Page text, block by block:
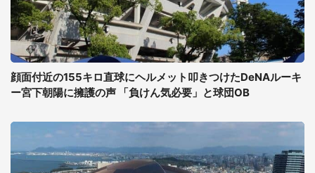
顔面付近の155キロ直球にヘルメット叩きつけたDeNAルーキ
ー宮下朝陽に擁護の声 「負けん気必要」と球団OB